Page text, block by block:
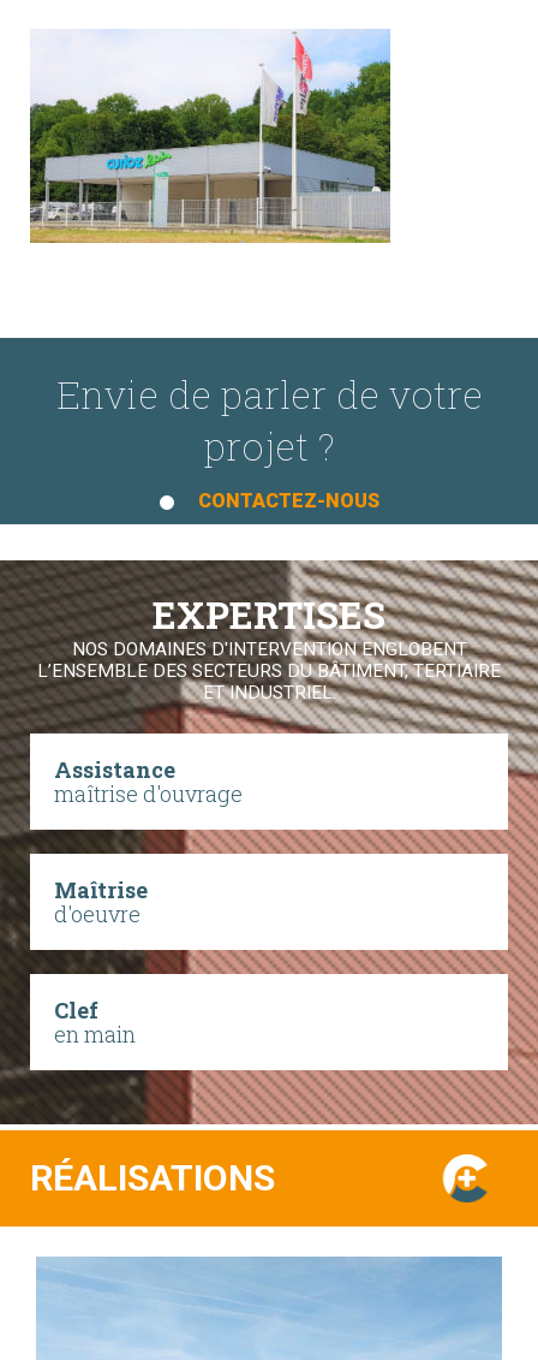
Envie de parler de votre
projet ?
CONTACTEZ-NOUS
EXPERTISES
NOS DOMAINES D'INTERVENTION ENGLOBENT
L’ENSEMBLE DES SECTEURS DU BÂTIMENT, TERTIAIRE
ET INDUSTRIEL.
Assistance
maîtrise d'ouvrage
Maîtrise
d'oeuvre
Clef
en main
RÉALISATIONS